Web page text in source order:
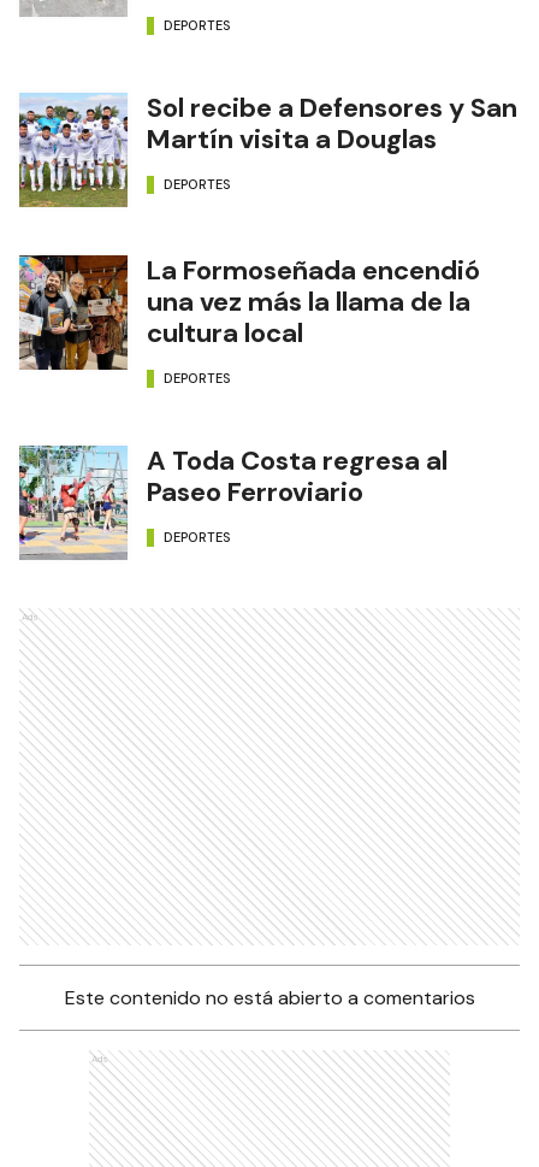
DEPORTES
Sol recibe a Defensores y San
Martín visita a Douglas
DEPORTES
La Formoseñada encendió
una vez más la llama de la
cultura local
DEPORTES
A Toda Costa regresa al
Paseo Ferroviario
DEPORTES
Ads
Este contenido no está abierto a comentarios
Ads